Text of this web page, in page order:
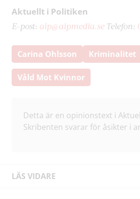
Aktuellt i Politiken
E-post: aip@aipmedia.seTelefon:
Carina Ohlsson Kriminalitet
Våld Mot Kvinnor
Detta är en opinionstext i
Skribenten svarar för åsikter i
LÄS VIDARE